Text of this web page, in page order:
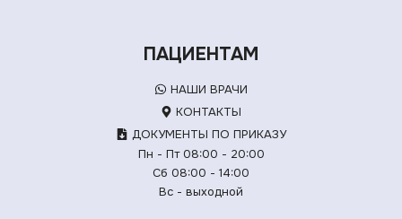
ПАЦИЕНТАМ
НАШИ ВРАЧИ
КОНТАКТЫ
ДОКУМЕНТЫ ПО ПРИКАЗУ
Пн - Пт 08:00 - 20:00
Сб 08:00 - 14:00
Вс - выходной